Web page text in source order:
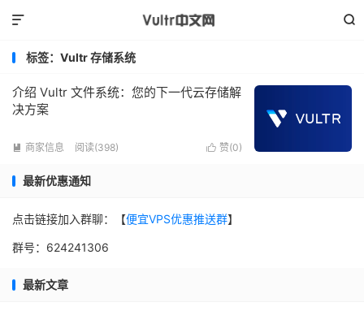


标签：Vultr 存储系统
介绍 Vultr 文件系统：您的下一代云存储解
决方案
 商家信息 阅读(398)  赞(0)
最新优惠通知
点击链接加入群聊：【便宜VPS优惠推送群】
群号：624241306
最新文章